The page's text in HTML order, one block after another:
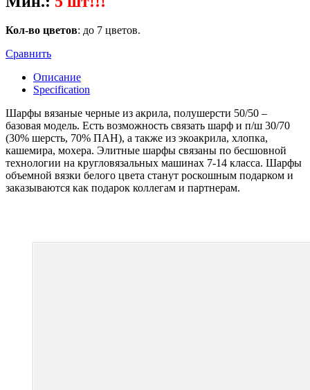
Кол-во цветов: до 7 цветов.
Сравнить
Описание
Specification
Шарфы вязаные черные из акрила, полушерсти 50/50 –
базовая модель. Есть возможность связать шарф и п/ш 30/70
(30% шерсть, 70% ПАН), а также из экоакрила, хлопка,
кашемира, мохера. Элитные шарфы связаны по бесшовной
технологии на кругловязальных машинах 7-14 класса. Шарфы
объемной вязки белого цвета станут роскошным подарком и
заказываются как подарок коллегам и партнерам.